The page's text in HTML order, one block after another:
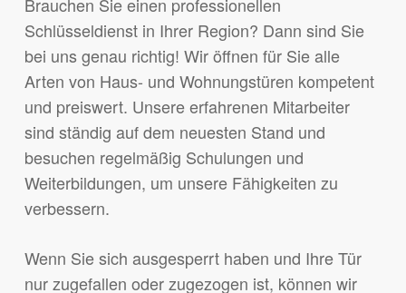
Schlüsseldienst in Ihrer Region? Dann sind Sie
bei uns genau richtig! Wir öffnen für Sie alle
Arten von Haus- und Wohnungstüren kompetent
und preiswert. Unsere erfahrenen Mitarbeiter
sind ständig auf dem neuesten Stand und
besuchen regelmäßig Schulungen und
Weiterbildungen, um unsere Fähigkeiten zu
verbessern.
Wenn Sie sich ausgesperrt haben und Ihre Tür
nur zugefallen oder zugezogen ist, können wir